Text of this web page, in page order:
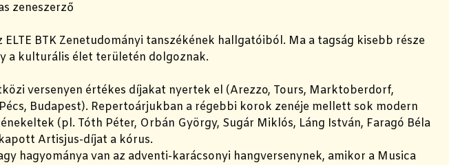
zeneszerző
BTK Zenetudományi tanszékének hallgatóiból. Ma a tagság kisebb része
a kulturális élet területén dolgoznak.
versenyen értékes díjakat nyertek el (Arezzo, Tours, Marktoberdorf,
Budapest). Repertoárjukban a régebbi korok zenéje mellett sok modern
(pl. Tóth Péter, Orbán György, Sugár Miklós, Láng István, Faragó Béla
Artisjus-díjat a kórus.
hagyománya van az adventi-karácsonyi hangversenynek, amikor a Musica